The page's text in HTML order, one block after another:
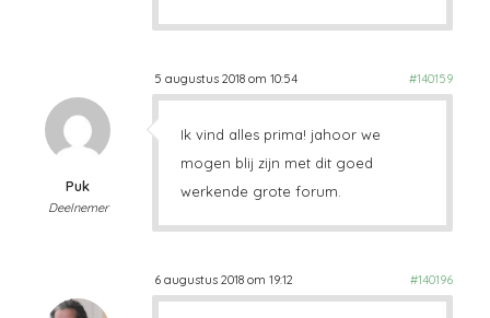
5 augustus 2018 om 10:54 #140159
Puk
Deelnemer
Ik vind alles prima! jahoor we
mogen blij zijn met dit goed
werkende grote forum.
6 augustus 2018 om 19:12 #140196